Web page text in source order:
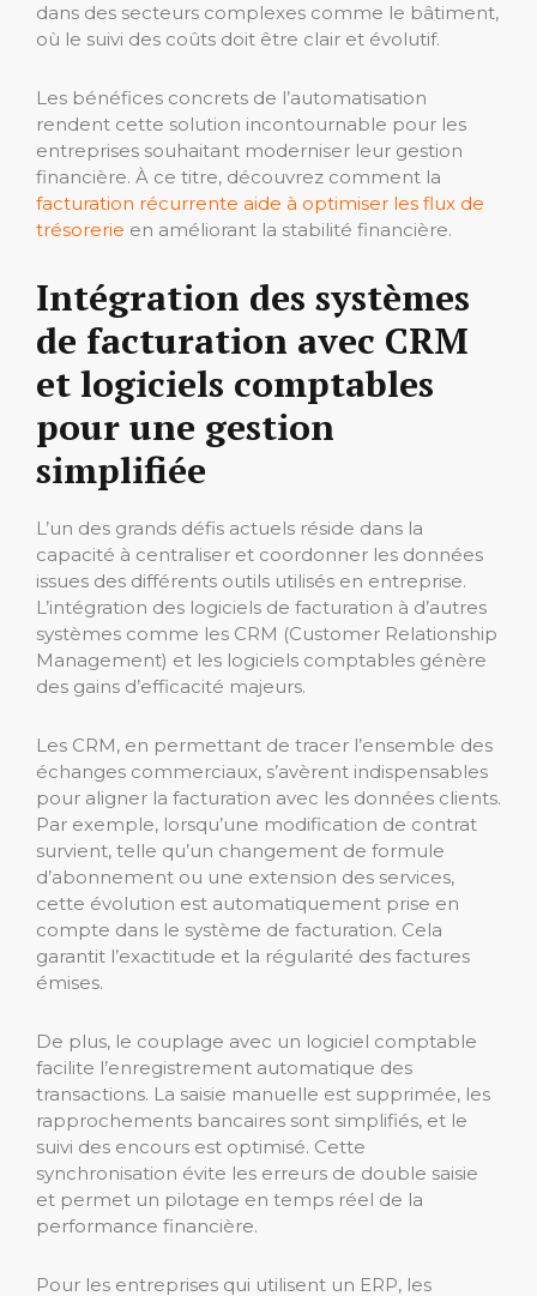
dans des secteurs complexes comme le bâtiment,
où le suivi des coûts doit être clair et évolutif.
Les bénéfices concrets de l’automatisation
rendent cette solution incontournable pour les
entreprises souhaitant moderniser leur gestion
financière. À ce titre, découvrez comment la
facturation récurrente aide à optimiser les flux de
trésorerie en améliorant la stabilité financière.
Intégration des systèmes
de facturation avec CRM
et logiciels comptables
pour une gestion
simplifiée
L’un des grands défis actuels réside dans la
capacité à centraliser et coordonner les données
issues des différents outils utilisés en entreprise.
L’intégration des logiciels de facturation à d’autres
systèmes comme les CRM (Customer Relationship
Management) et les logiciels comptables génère
des gains d’efficacité majeurs.
Les CRM, en permettant de tracer l’ensemble des
échanges commerciaux, s’avèrent indispensables
pour aligner la facturation avec les données clients.
Par exemple, lorsqu’une modification de contrat
survient, telle qu’un changement de formule
d’abonnement ou une extension des services,
cette évolution est automatiquement prise en
compte dans le système de facturation. Cela
garantit l’exactitude et la régularité des factures
émises.
De plus, le couplage avec un logiciel comptable
facilite l’enregistrement automatique des
transactions. La saisie manuelle est supprimée, les
rapprochements bancaires sont simplifiés, et le
suivi des encours est optimisé. Cette
synchronisation évite les erreurs de double saisie
et permet un pilotage en temps réel de la
performance financière.
Pour les entreprises qui utilisent un ERP, les